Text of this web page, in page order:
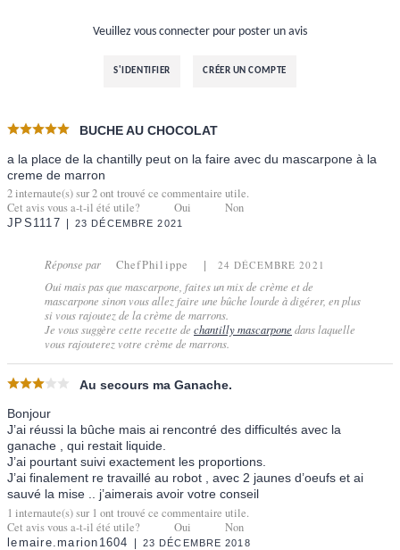
Veuillez vous connecter pour poster un avis
S'IDENTIFIER CRÉER UN COMPTE
BUCHE AU CHOCOLAT
a la place de la chantilly peut on la faire avec du mascarpone à la
creme de marron
2internaute(s) sur2ont trouvé ce commentaire utile.
Cet avis vous a-t-il été utile?
Oui Non
JPS1117 23 DÉCEMBRE 2021
Réponse par ChefPhilippe 24 DÉCEMBRE 2021
Oui mais pas que mascarpone, faites un mix de crème et de
mascarpone sinon vous allez faire une bûche lourde à digérer, en plus
si vous rajoutez de la crème de marrons.
Je vous suggère cette recette de chantilly mascarpone dans laquelle
vous rajouterez votre crème de marrons.
Au secours ma Ganache.
Bonjour
J’ai réussi la bûche mais ai rencontré des difficultés avec la
ganache , qui restait liquide.
J’ai pourtant suivi exactement les proportions.
J’ai finalement re travaillé au robot , avec 2 jaunes d’oeufs et ai
sauvé la mise .. j’aimerais avoir votre conseil
1 internaute(s) sur 1 ont trouvé ce commentaire utile.
Cet avis vous a-t-il été utile?
Oui Non
lemaire.marion1604 23 DÉCEMBRE 2018